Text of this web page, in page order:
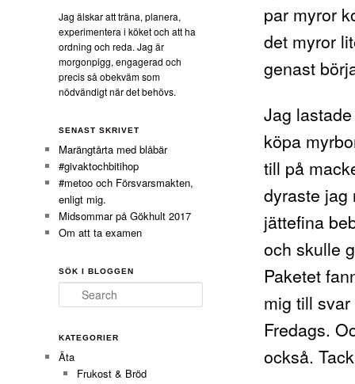
par myror
det myror
genast
Jag
köpa
till på
dyraste jag
jättefina
och skulle
Paketet
mig till
Fredags.
också.
Jag älskar att träna, planera,
experimentera i köket och att ha
ordning och reda. Jag är
morgonpigg, engagerad och
precis så obekväm som
nödvändigt när det behövs.
SENAST SKRIVET
Marängtårta med blåbär
#givaktochbitihop
#metoo och Försvarsmakten,
enligt mig.
Midsommar på Gökhult 2017
Om att ta examen
SÖK I BLOGGEN
Search
KATEGORIER
Äta
Frukost & Bröd